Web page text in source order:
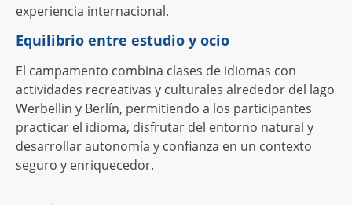
experiencia internacional.
Equilibrio entre estudio y ocio
El campamento combina clases de idiomas con
actividades recreativas y culturales alrededor del lago
Werbellin y Berlín, permitiendo a los participantes
practicar el idioma, disfrutar del entorno natural y
desarrollar autonomía y confianza en un contexto
seguro y enriquecedor.